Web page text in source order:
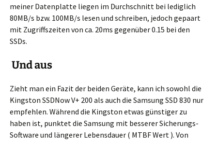
meiner Datenplatte liegen im Durchschnitt bei lediglich
80MB/s bzw. 100MB/s lesen und schreiben, jedoch gepaart
mit Zugriffszeiten von ca. 20ms gegenüber 0.15 bei den
SSDs.
Und aus
Zieht man ein Fazit der beiden Geräte, kann ich sowohl die
Kingston SSDNow V+ 200 als auch die Samsung SSD 830 nur
empfehlen. Während die Kingston etwas günstiger zu
haben ist, punktet die Samsung mit besserer Sicherungs-
Software und längerer Lebensdauer ( MTBF Wert ). Von